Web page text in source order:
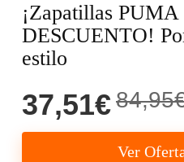
¡Zapatillas
DESCUENTO!
estilo
37,51€
Ver